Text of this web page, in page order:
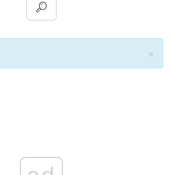
×